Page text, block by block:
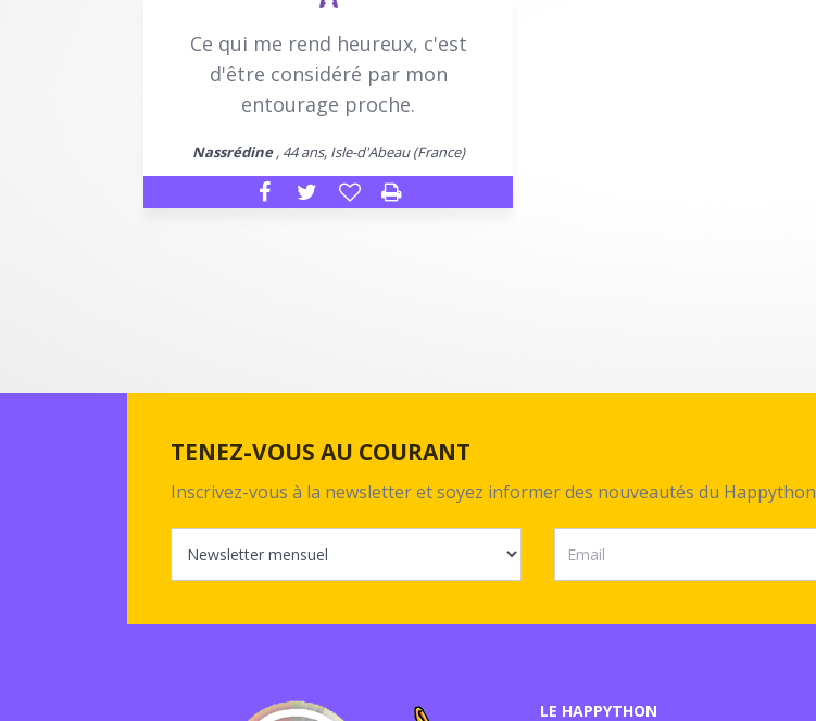
Ce qui me rend heureux, c'est
d'être considéré par mon
entourage proche.
Nassrédine, 44 ans, Isle-d'Abeau (France)
TENEZ-VOUS AU COURANT
Inscrivez-vous à la newsletter et soyez informer des nouveautés du Happython
LE HAPPYTHON